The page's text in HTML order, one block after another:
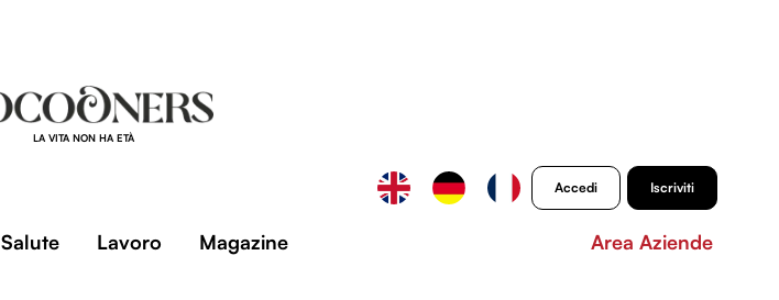
LA VITA NON HA ETÀ
Accedi Iscriviti
Salute Lavoro Magazine Area Aziende